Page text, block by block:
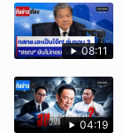
08:11
04:19